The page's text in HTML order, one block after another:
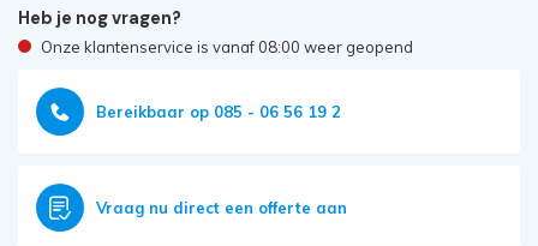
Heb je nog vragen?
Onze klantenservice is vanaf 08:00 weer geopend
Bereikbaar op 085 - 06 56 19 2
Vraag nu direct een offerte aan